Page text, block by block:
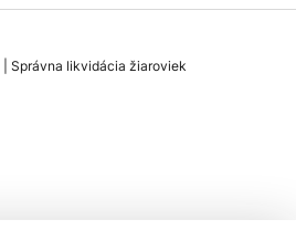
Správna likvidácia žiaroviek